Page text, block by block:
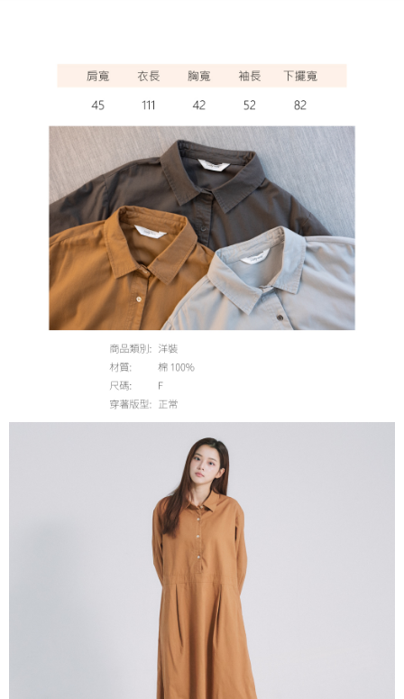
每筆NT$60，滿NT$1,000(含以上)免運費
每筆NT$80，滿NT$1,000(含以上)免運費